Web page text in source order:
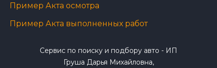
Пример Акта осмотра
Пример Акта выполненных работ
Сервис по поиску и подбору авто - ИП
Груша Дарья Михайловна,